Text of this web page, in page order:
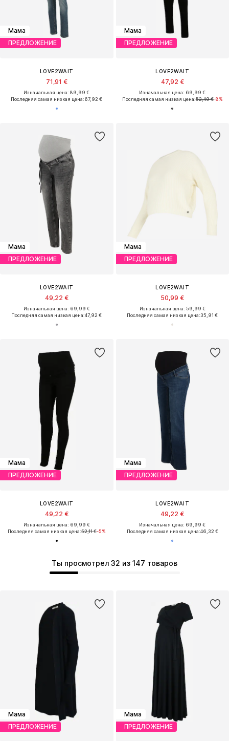
Мама
ПРЕДЛОЖЕНИЕ
LOVE2WAIT
71,91 €
Изначальная цена: 89,99 €
Последняя самая низкая цена:67,92 €
Мама
ПРЕДЛОЖЕНИЕ
LOVE2WAIT
47,92 €
Изначальная цена: 69,99 €
Последняя самая низкая цена:52,49 €-8%
Ты просмотрел 32 из 147 товаров
Мама
ПРЕДЛОЖЕНИЕ
LOVE2WAIT
49,22 €
Изначальная цена: 69,99 €
Последняя самая низкая цена:47,92 €
Мама
ПРЕДЛОЖЕНИЕ
LOVE2WAIT
50,99 €
Изначальная цена: 59,99 €
Последняя самая низкая цена:35,91 €
Мама
ПРЕДЛОЖЕНИЕ
LOVE2WAIT
49,22 €
Изначальная цена: 69,99 €
Последняя самая низкая цена:52,11 €-5%
Мама
ПРЕДЛОЖЕНИЕ
LOVE2WAIT
49,22 €
Изначальная цена: 69,99 €
Последняя самая низкая цена:46,32 €
Мама
ПРЕДЛОЖЕНИЕ
Мама
ПРЕДЛОЖЕНИЕ